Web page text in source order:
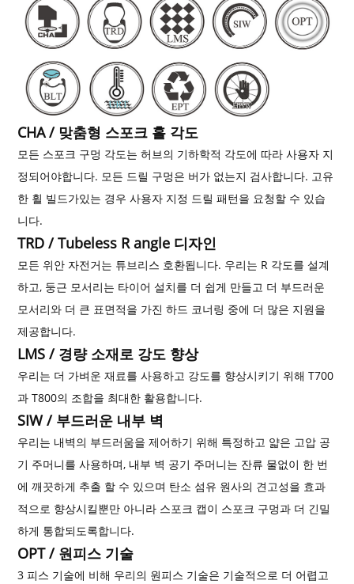
CHA / 맞춤형 스포크 홀 각도
모든 스포크 구멍 각도는 허브의 기하학적 각도에 따라 사용자 지
정되어야합니다. 모든 드릴 구멍은 ​​버가 없는지 검사합니다. 고유
한 휠 빌드가있는 경우 사용자 지정 드릴 패턴을 요청할 수 있습
니다.
TRD / Tubeless R angle 디자인
모든 위안 자전거는 튜브리스 호환됩니다. 우리는 R 각도를 설계
하고, 둥근 모서리는 타이어 설치를 더 쉽게 만들고 더 부드러운
모서리와 더 큰 표면적을 가진 하드 코너링 중에 더 많은 지원을
제공합니다.
LMS / 경량 소재로 강도 향상
우리는 더 가벼운 재료를 사용하고 강도를 향상시키기 위해 T700
과 T800의 조합을 최대한 활용합니다.
SIW / 부드러운 내부 벽
우리는 내벽의 부드러움을 제어하기 위해 특정하고 얇은 고압 공
기 주머니를 사용하며, 내부 벽 공기 주머니는 잔류 물없이 한 번
에 깨끗하게 추출 할 수 있으며 탄소 섬유 원사의 견고성을 효과
적으로 향상시킬뿐만 아니라 스포크 캡이 스포크 구멍과 더 긴밀
하게 통합되도록합니다.
OPT / 원피스 기술
3 피스 기술에 비해 우리의 원피스 기술은 기술적으로 더 어렵고